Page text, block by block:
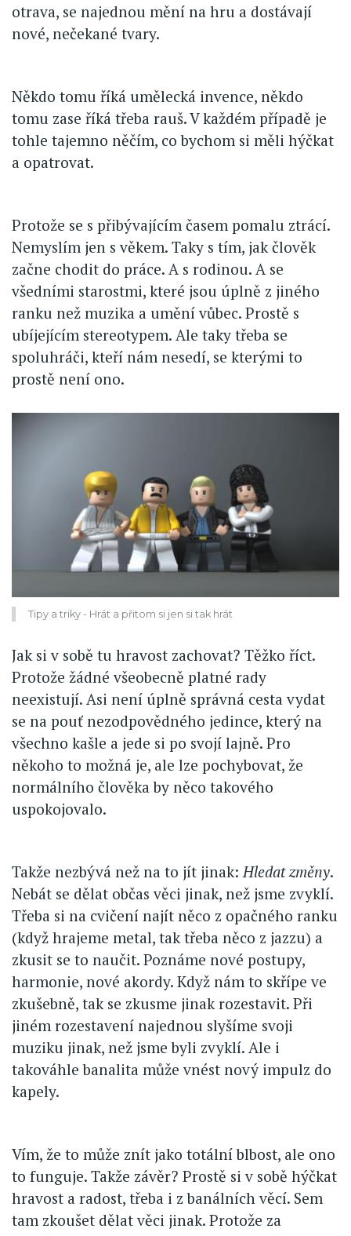
otrava, se najednou mění na hru a dostávají
nové, nečekané tvary.
Někdo tomu říká umělecká invence, někdo
tomu zase říká třeba rauš. V každém případě je
tohle tajemno něčím, co bychom si měli hýčkat
a opatrovat.
Protože se s přibývajícím časem pomalu ztrácí.
Nemyslím jen s věkem. Taky s tím, jak člověk
začne chodit do práce. A s rodinou. A se
všedními starostmi, které jsou úplně z jiného
ranku než muzika a umění vůbec. Prostě s
ubíjejícím stereotypem. Ale taky třeba se
spoluhráči, kteří nám nesedí, se kterými to
prostě není ono.
Tipy a triky - Hrát a přitom si jen si tak hrát
Jak si v sobě tu hravost zachovat? Těžko říct.
Protože žádné všeobecně platné rady
neexistují. Asi není úplně správná cesta vydat
se na pouť nezodpovědného jedince, který na
všechno kašle a jede si po svojí lajně. Pro
někoho to možná je, ale lze pochybovat, že
normálního člověka by něco takového
uspokojovalo.
Takže nezbývá než na to jít jinak:Hledat změny.
Nebát se dělat občas věci jinak, než jsme zvyklí.
Třeba si na cvičení najít něco z opačného ranku
(když hrajeme metal, tak třeba něco z jazzu) a
zkusit se to naučit. Poznáme nové postupy,
harmonie, nové akordy. Když nám to skřípe ve
zkušebně, tak se zkusme jinak rozestavit. Při
jiném rozestavení najednou slyšíme svoji
muziku jinak, než jsme byli zvyklí. Ale i
takováhle banalita může vnést nový impulz do
kapely.
Vím, že to může znít jako totální blbost, ale ono
to funguje. Takže závěr? Prostě si v sobě hýčkat
hravost a radost, třeba i z banálních věcí. Sem
tam zkoušet dělat věci jinak. Protože za